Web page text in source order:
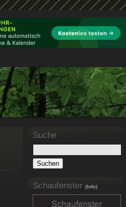
Suche
Schaufenster (Info)